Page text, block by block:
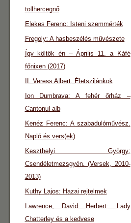
tollhercegnő
Elekes Ferenc: Isteni szemmérték
Fregoly: A hasbeszélés művészete
Így költök én – Április 11. a Káfé
főnixen (2017)
II. Veress Albert: Életszilánkok
Ion Dumbrava: A fehér őrház –
Cantonul alb
Kenéz Ferenc: A szabadulóművész.
Napló és vers(ek)
Keszthelyi György:
Csendéletmezsgyén. (Versek, 2010-
2013)
Kuthy Lajos: Hazai rejtelmek
Lawrence, David Herbert: Lady
Chatterley és a kedvese